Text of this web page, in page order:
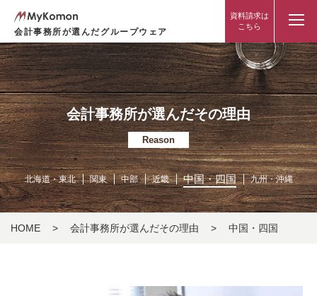
会計事務所が選んだグループウェア
資料請求は
こちら
会計事務所が選んだその理由
Reason
北海道・東北 関東 中部 近畿 中国・四国 九州・沖縄
HOME > 会計事務所が選んだその理由 > 中国・四国